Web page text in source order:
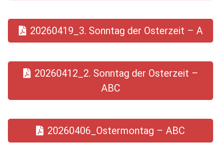
20260419_3. Sonntag der Osterzeit – A
20260412_2. Sonntag der Osterzeit –
ABC
20260406_Ostermontag – ABC